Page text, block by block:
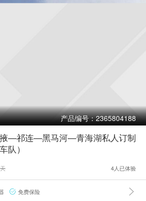
产品编号：2365804188
—祁连—黑马河—青海湖私人订制
队）
4人已体验
 免费保险 